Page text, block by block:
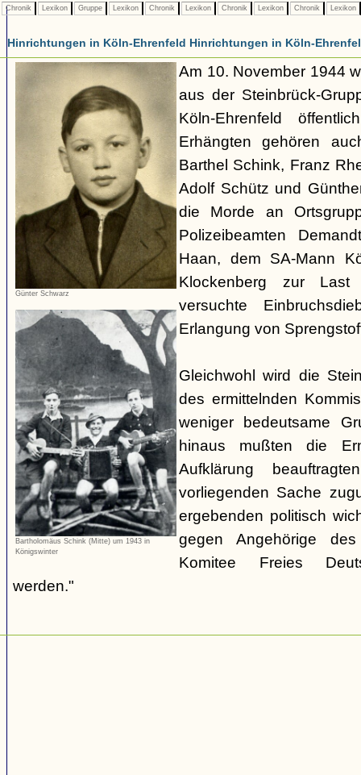
Chronik Lexikon Gruppe Lexikon Chronik Lexikon Chronik Lexikon Chronik Lexikon
Hinrichtungen in Köln-Ehrenfeld Hinrichtungen in Köln-
Günter Schwarz
Bartholomäus Schink (Mitte) um 1943 in
Königswinter
Am 10. November 1944
aus der Steinbrück-
Köln-Ehrenfeld
Erhängten gehören
Barthel Schink, Franz
Adolf Schütz und
die Morde an
Polizeibeamten
Haan, dem SA-Mann
Klockenberg zur
versuchte
Erlangung von
Gleichwohl wird die
des ermittelnden
weniger bedeutsame
hinaus mußten die
Aufklärung
vorliegenden Sache
ergebenden politisch
gegen Angehörige
Komitee Freies
werden."